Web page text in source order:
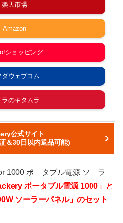
楽天市場
Amazon
ショッピング
ダウェブコム
ラのキタムラ
公式サイト
＆30日以内返品可能)
1000 ポータブル電源 ソーラー
ポータブル電源 1000」と
ソーラーパネル」のセット